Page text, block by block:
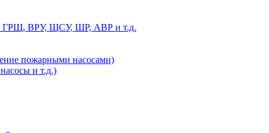
ГРЩ, ВРУ, ЩСУ, ШР, АВР и т.д.
пожарными насосами)
и т.д.)